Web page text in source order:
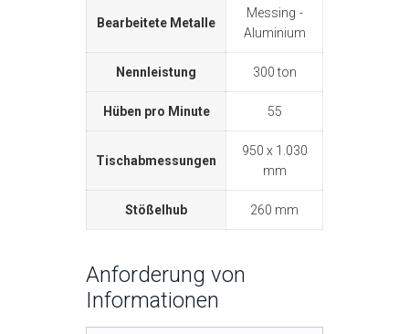
Bearbeitete Metalle
Messing
Aluminium
Nennleistung 300 ton
Hüben pro Minute 55
Tischabmessungen
950 x 1.030
mm
Stößelhub 260 mm
Anforderung von
Informationen